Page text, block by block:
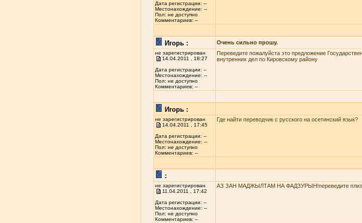
Дата регистрации: --
Местонахождение: --
Пол: не доступно
Комментариев: --
Игорь : Очень сильно прошу.
не зарегистрирован
14.04.2011 , 18:27
Дата регистрации: --
Местонахождение: --
Пол: не доступно
Комментариев: --
Переведите пожалуйста это предложение
внутренних дел по Кировскому району
Игорь :
не зарегистрирован
14.04.2011 , 17:45
Дата регистрации: --
Местонахождение: --
Пол: не доступно
Комментариев: --
Где найти переводчик с русского на осетинский язык?
:
не зарегистрирован
11.04.2011 , 17:42
Дата регистрации: --
Местонахождение: --
Пол: не доступно
Комментариев: --
АЗ ЗАН МАДЖЫЛТАМ НА ФАДЗУРЫН!переведите плиз